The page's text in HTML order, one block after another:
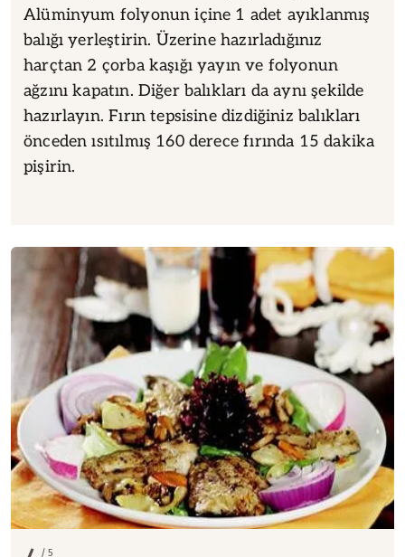
Alüminyum folyonun içine 1 adet ayıklanmış
balığı yerleştirin. Üzerine hazırladığınız
harçtan 2 çorba kaşığı yayın ve folyonun
ağzını kapatın. Diğer balıkları da aynı şekilde
hazırlayın. Fırın tepsisine dizdiğiniz balıkları
önceden ısıtılmış 160 derece fırında 15 dakika
pişirin.
5